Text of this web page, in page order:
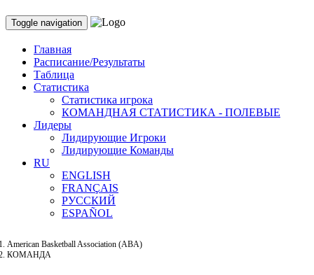
Toggle navigation
Главная
Расписание/Результаты
Таблица
Статистика
Статистика игрока
КОМАНДНАЯ СТАТИСТИКА - ПОЛЕВЫЕ
Лидеры
Лидирующие Игроки
Лидирующие Команды
RU
ENGLISH
FRANÇAIS
РУССКИЙ
ESPAÑOL
American Basketball Association (ABA)
КОМАНДА